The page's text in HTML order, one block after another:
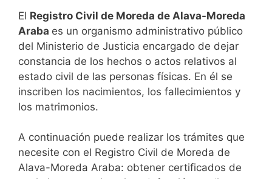
El Registro Civil de Moreda de Alava-Moreda
Araba es un organismo administrativo público
del Ministerio de Justicia encargado de dejar
constancia de los hechos o actos relativos al
estado civil de las personas físicas. En él se
inscriben los nacimientos, los fallecimientos y
los matrimonios.
A continuación puede realizar los trámites que
necesite con el Registro Civil de Moreda de
Alava-Moreda Araba: obtener certificados de